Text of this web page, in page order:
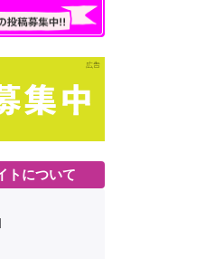
トについて